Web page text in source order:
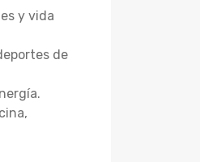
y vida
de